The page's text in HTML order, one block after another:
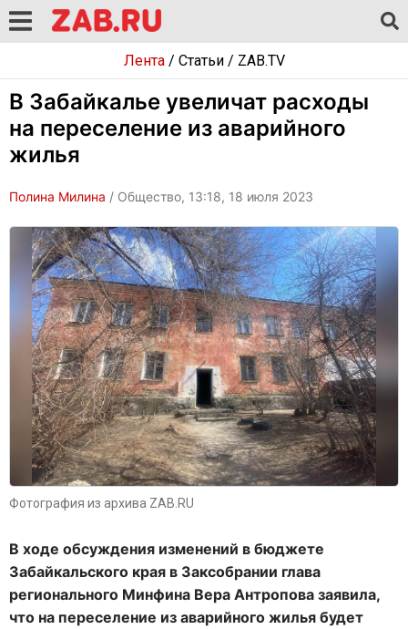
Лента/ Статьи/ ZAB.TV
В Забайкалье увеличат расходы
на переселение из аварийного
жилья
Полина Милина / Общество, 13:18, 18 июля 2023
Фотография из архива ZAB.RU
В ходе обсуждения изменений в бюджете
Забайкальского края в Заксобрании глава
регионального Минфина Вера Антропова заявила,
что на переселение из аварийного жилья будет